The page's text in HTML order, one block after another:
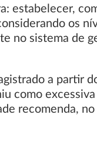
estabelecer,
os
no sistema de
a partir
como
recomenda,